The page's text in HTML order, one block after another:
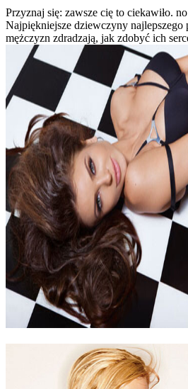
Przyznaj się: zawsze cię to ciekawiło.
Najpiękniejsze dziewczyny najlepszego
mężczyzn zdradzają, jak zdobyć ich